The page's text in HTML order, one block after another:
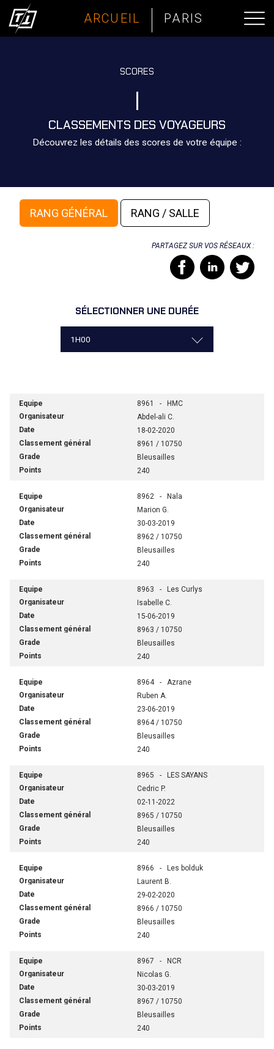
ARCUEIL PARIS
SCORES
CLASSEMENTS DES VOYAGEURS
Découvrez les détails des scores de votre équipe :
RANG GÉNÉRAL RANG / SALLE
PARTAGEZ SUR VOS RÉSEAUX :
SÉLECTIONNER UNE DURÉE
8961 - HMC
Abdel-ali C.
18-02-2020
8961 / 10750
Bleusailles
240
8962 - Nala
Marion G.
30-03-2019
8962 / 10750
Bleusailles
240
8963 - Les Curlys
Isabelle C.
15-06-2019
8963 / 10750
Bleusailles
240
8964 - Azrane
Ruben A.
23-06-2019
8964 / 10750
Bleusailles
240
8965 - LES SAYANS
Cedric P.
02-11-2022
8965 / 10750
Bleusailles
240
8966 - Les bolduk
Laurent B.
29-02-2020
8966 / 10750
Bleusailles
240
8967 - NCR
Nicolas G.
30-03-2019
8967 / 10750
Bleusailles
240